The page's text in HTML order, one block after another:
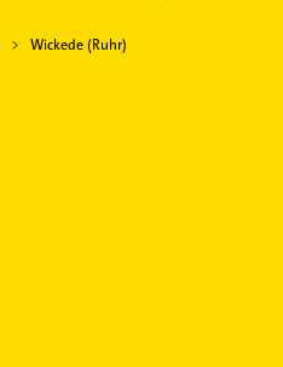
Wickede (Ruhr)